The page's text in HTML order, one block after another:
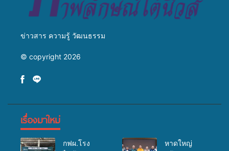
ข่าวสาร ความรู้ วัฒนธรรม
© copyright 2026
เรื่องมาใหม่
กฟผ.โรง
หาดใหญ่